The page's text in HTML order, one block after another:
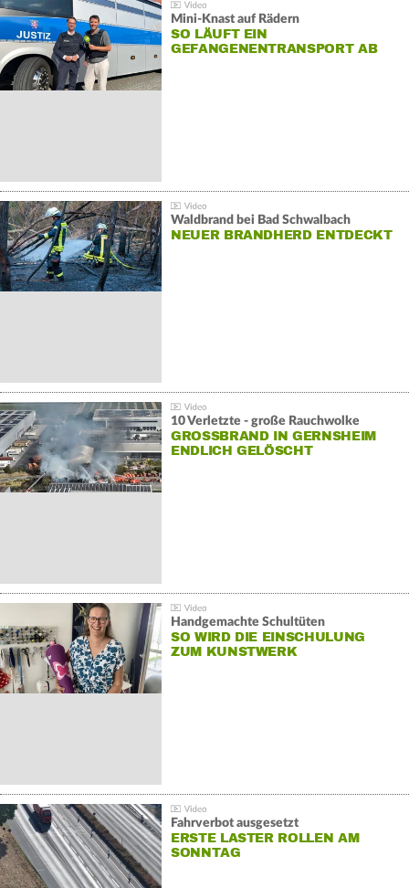
Mini-Knast auf Rädern
SO LÄUFT EIN
GEFANGENENTRANSPORT AB
Waldbrand bei Bad Schwalbach
NEUER BRANDHERD ENTDECKT
10 Verletzte - große Rauchwolke
GROSSBRAND IN GERNSHEIM E
NDLICH GELÖSCHT
Handgemachte Schultüten
SO WIRD DIE EINSCHULUNG
ZUM KUNSTWERK
Fahrverbot ausgesetzt
ERSTE LASTER ROLLEN AM
SONNTAG